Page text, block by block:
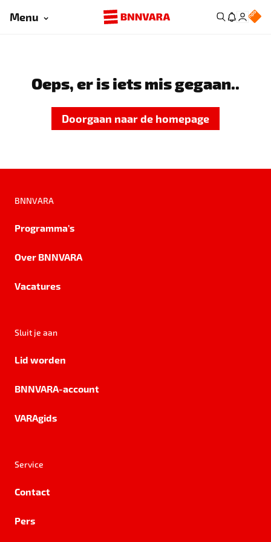
Menu
Oeps, er is iets mis gegaan..
Doorgaan naar de homepage
BNNVARA
Programma's
Over BNNVARA
Vacatures
Sluit je aan
Lid worden
BNNVARA-account
VARAgids
Service
Contact
Pers